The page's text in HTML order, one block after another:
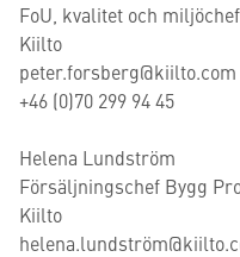
FoU, kvalitet och miljöchef
Kiilto
peter.forsberg@kiilto.com
+46 (0)70 299 94 45
Helena Lundström
Försäljningschef Bygg
Kiilto